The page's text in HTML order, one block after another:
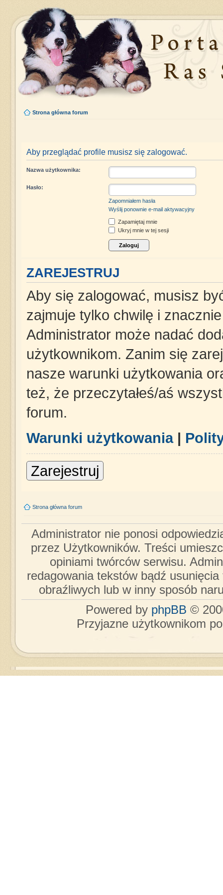
Strona główna forum
Aby przeglądać profile musisz się zalogować.
Nazwa użytkownika:
Hasło:
Zapomniałem hasła
Wyślij ponownie e-mail aktywacyjny
Zapamiętaj mnie
Ukryj mnie w tej sesji
ZAREJESTRUJ
Aby się zalogować, musisz
zajmuje tylko chwilę i
Administrator może nadać
użytkownikom. Zanim się
nasze warunki użytkowania
też, że przeczytałeś/aś
forum.
Warunki użytkowania|
Zarejestruj
Strona główna forum
Administrator nie ponosi
przez Użytkowników. Treści
opiniami twórców serwisu.
redagowania tekstów bądź
obraźliwych lub w inny sposób
Powered by phpBB ©
Przyjazne użytkownikom